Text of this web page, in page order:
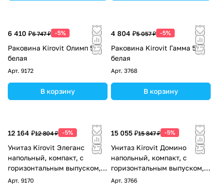
6 410 ₽6 747 ₽ -5%
Раковина Kirovit Олимп 570
белая
Арт. 9172
В корзину
4 804 ₽5 057 ₽ -5%
Раковина Kirovit Гамма 56
белая
Арт. 3768
В корзину
12 164 ₽12 804 ₽ -5%
Унитаз Kirovit Элеганс
напольный, компакт, с
горизонтальным выпуском,
белый
Арт. 9170
15 055 ₽15 847 ₽ -5%
Унитаз Kirovit Домино
напольный, компакт, с
горизонтальным выпуском,
белый
Арт. 3766